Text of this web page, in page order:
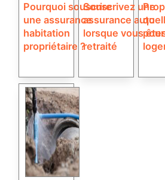
Pourquoi souscrire
une assurance
habitation
propriétaire ?
Souscrivez une
assurance auto
lorsque vous
retraité